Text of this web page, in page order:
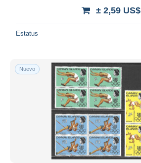
± 2,59 US$
Estatus
Nuevo